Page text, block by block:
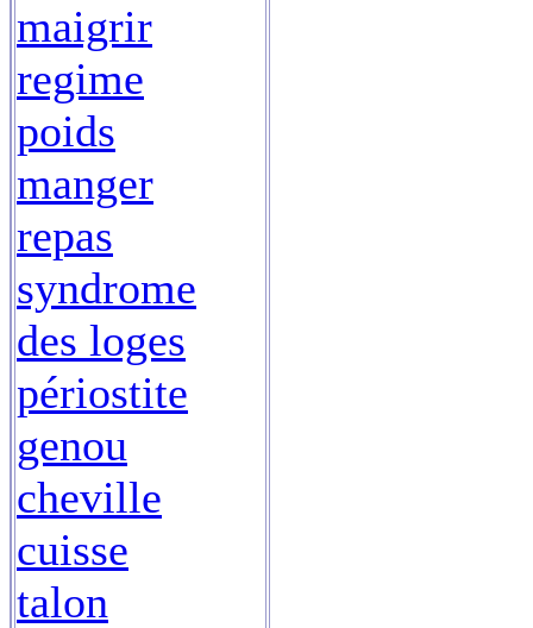
maigrir
regime
poids
manger
repas
syndrome
des loges
périostite
genou
cheville
cuisse
talon